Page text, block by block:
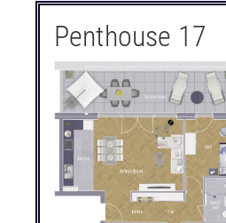
Penthouse 17